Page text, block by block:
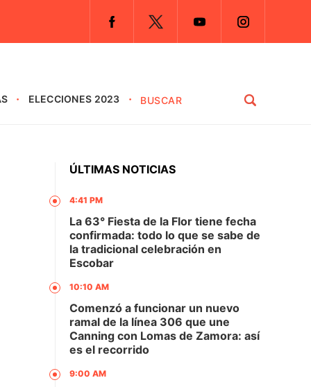
ELECCIONES 2023
ÚLTIMAS NOTICIAS
4:41 PM
La 63° Fiesta de la Flor tiene fecha
confirmada: todo lo que se sabe de
la tradicional celebración en
Escobar
10:10 AM
Comenzó a funcionar un nuevo
ramal de la línea 306 que une
Canning con Lomas de Zamora: así
es el recorrido
9:00 AM